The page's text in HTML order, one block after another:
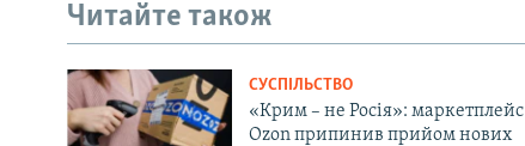
Читайте також
СУСПІЛЬСТВО
«Крим – не Росія»: маркетплейс
Ozon припинив прийом нових